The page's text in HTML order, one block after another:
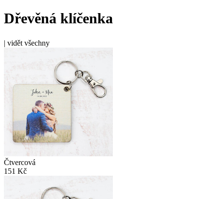
Dřevěná klíčenka
| vidět všechny
Čtvercová
151 Kč